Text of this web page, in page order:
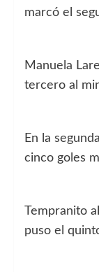
marcó el
Manuela
tercero al
En la
cinco goles
Tempranito
puso el